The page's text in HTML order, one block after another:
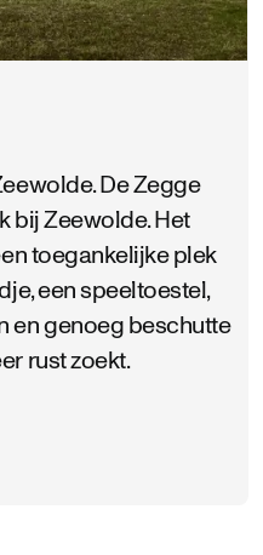
De Zegge
bij Zeewolde. Het
toegankelijke plek
een speeltoestel,
en genoeg beschutte
rust zoekt.